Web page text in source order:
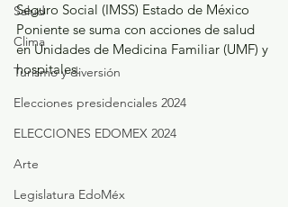
Salud
Clima
Turismo y diversión
Elecciones presidenciales 2024
ELECCIONES EDOMEX 2024
Arte
Legislatura EdoMéx
Seguro Social (IMSS) Estado de México
Poniente se suma con acciones de salud
en Unidades de Medicina Familiar (UMF) y
hospitales.